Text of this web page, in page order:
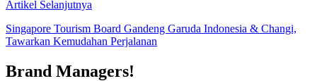
Artikel Selanjutnya
Singapore Tourism Board Gandeng Garuda Indonesia & Changi,
Tawarkan Kemudahan Perjalanan
Brand Managers!